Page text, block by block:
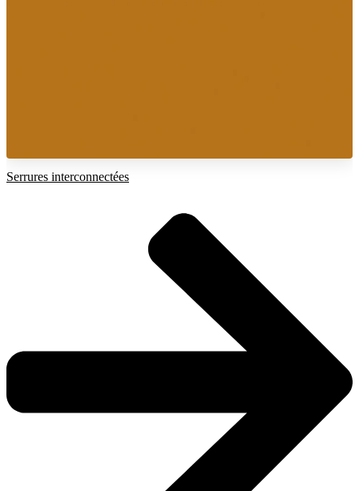
Serrures interconnectées